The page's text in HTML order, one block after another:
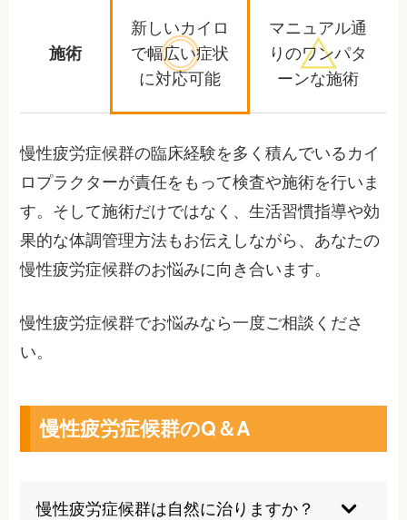
施術
新しいカイロ
で幅広い症状
に対応可能
マニュアル通
りのワンパタ
ーンな施術
慢性疲労症候群の臨床経験を多く積んでいるカイ
ロプラクターが責任をもって検査や施術を行いま
す。そして施術だけではなく、生活習慣指導や効
果的な体調管理方法もお伝えしながら、あなたの
慢性疲労症候群のお悩みに向き合います。
慢性疲労症候群でお悩みなら一度ご相談くださ
い。
慢性疲労症候群のQ＆A
慢性疲労症候群は自然に治りますか？